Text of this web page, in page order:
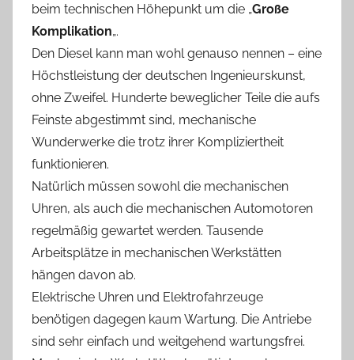
beim technischen Höhepunkt um die „Große
Komplikation„.
Den Diesel kann man wohl genauso nennen – eine
Höchstleistung der deutschen Ingenieurskunst,
ohne Zweifel. Hunderte beweglicher Teile die aufs
Feinste abgestimmt sind, mechanische
Wunderwerke die trotz ihrer Kompliziertheit
funktionieren.
Natürlich müssen sowohl die mechanischen
Uhren, als auch die mechanischen Automotoren
regelmäßig gewartet werden. Tausende
Arbeitsplätze in mechanischen Werkstätten
hängen davon ab.
Elektrische Uhren und Elektrofahrzeuge
benötigen dagegen kaum Wartung. Die Antriebe
sind sehr einfach und weitgehend wartungsfrei.